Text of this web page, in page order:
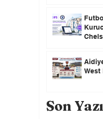
West
Son